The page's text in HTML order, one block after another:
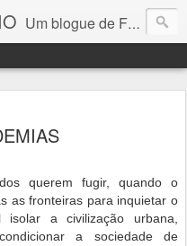
Um blogue de Fernando Paulouro Neves
querem fugir, quando o
as fronteiras para inquietar o
a civilização urbana,
a sociedade de